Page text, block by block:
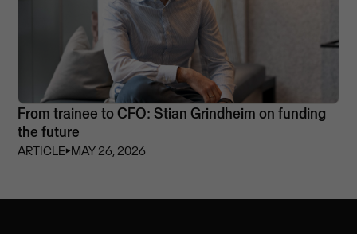
From trainee to CFO: Stian Grindheim on funding
the future
ARTICLE⏵MAY 26, 2026